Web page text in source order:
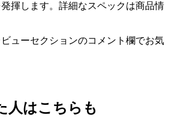
揮します。詳細なスペックは商品情
ューセクションのコメント欄でお気
人はこちらも